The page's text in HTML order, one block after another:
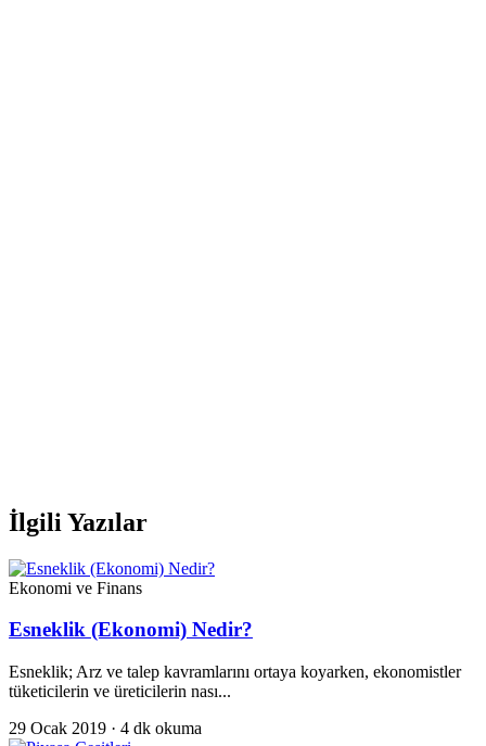
İlgili Yazılar
Ekonomi ve Finans
Esneklik (Ekonomi) Nedir?
Esneklik; Arz ve talep kavramlarını ortaya koyarken, ekonomistler
tüketicilerin ve üreticilerin nası...
29 Ocak 2019 · 4 dk okuma